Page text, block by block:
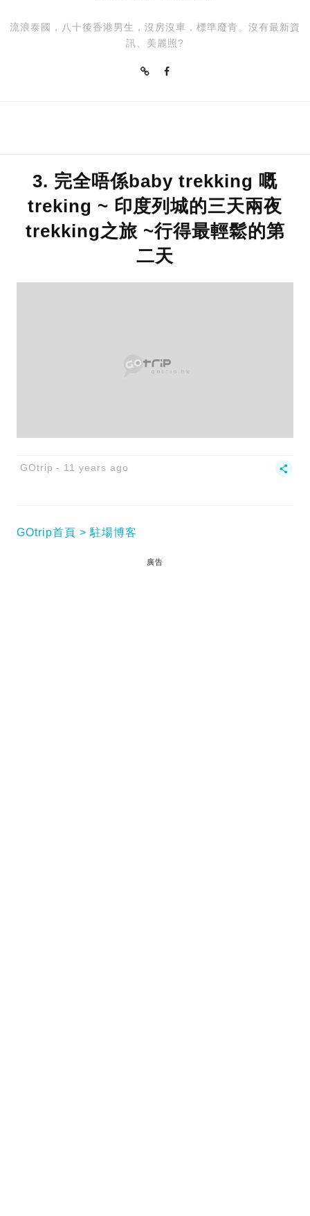
流浪泰國，八十後香港男生，沒房沒車，標準廢青。沒有最新資
訊、美麗照?
3. 完全唔係baby trekking 嘅
treking ~ 印度列城的三天兩夜
trekking之旅 ~行得最輕鬆的第
二天
GOtrip 11 years ago
GOtrip首頁 駐場博客
廣告